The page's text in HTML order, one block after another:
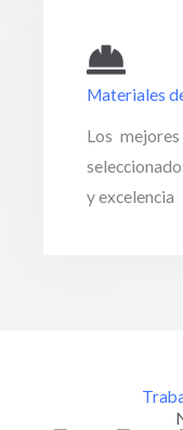
Materiales
Los
y excelencia